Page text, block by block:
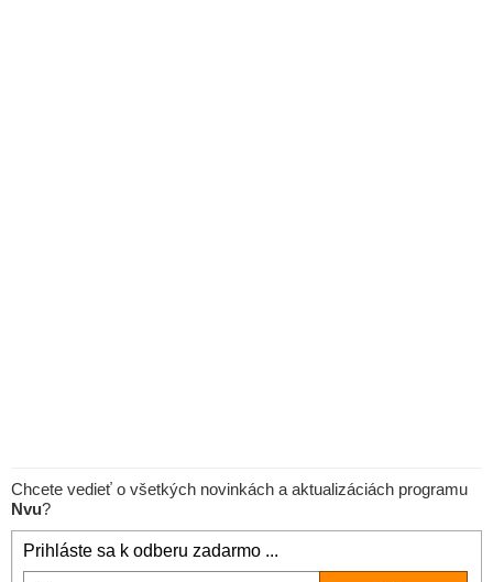
Chcete vedieť o všetkých novinkách a aktualizáciách programu
Nvu?
Prihláste sa k odberu zadarmo ...